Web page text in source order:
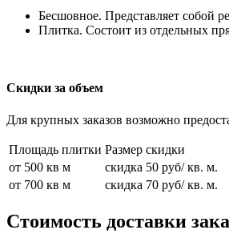
Бесшовное. Представляет собой
Плитка. Состоит из отдельных
Скидки за объем
Для крупных заказов возможно
Площадь плитки Размер скидки
от 500 кв м
скидка 50 руб/ кв. м.
от 700 кв м
скидка 70 руб/ кв. м.
Стоимость доставки